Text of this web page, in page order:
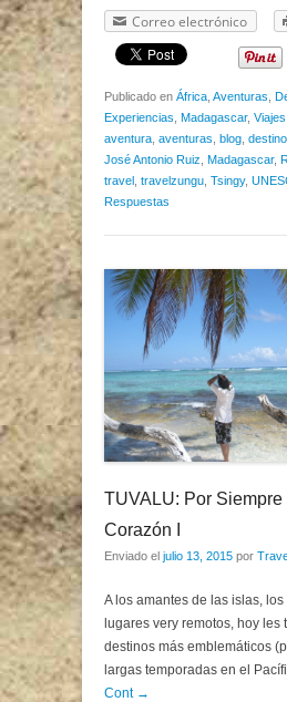
Correo electrónico
Publicado en África Aventuras
Experiencias Madagascar, Viajes
aventura aventuras blog
José Antonio Ruiz Madagascar,
travel travelzungu Tsingy,
Respuestas
TUVALU: Por Siempre
Corazón I
Enviado el julio 13, 2015 por
A los amantes de las islas,
lugares very remotos, hoy les
destinos más emblemáticos
largas temporadas en el
Cont →